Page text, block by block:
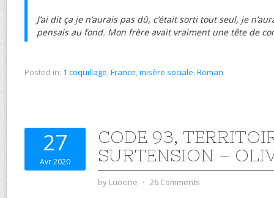
J’ai dit ça je n’aurais pas dû, c’était sorti tout seul, je
pensais au fond. Mon frère avait vraiment une tête de
Posted in: 1 coquillage France misère sociale Roman
27
Avr 2020
CODE 93,
SURTENSION –
by Luocine ⋅ 26 Comments